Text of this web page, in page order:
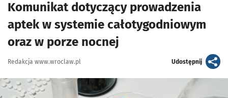
Komunikat dotyczący prowadzenia
aptek w systemie całotygodniowym
oraz w porze nocnej
Autor:
Redakcja www.wroclaw.pl Udostępnijartykuł
Kliknij, aby powiększyć